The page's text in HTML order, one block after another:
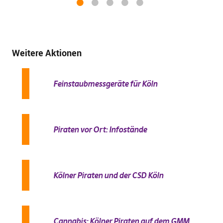
1 2 3 4 5
Weitere Aktionen
Feinstaubmessgeräte für Köln
Piraten vor Ort: Infostände
Kölner Piraten und der CSD Köln
Cannabis: Kölner Piraten auf dem GMM